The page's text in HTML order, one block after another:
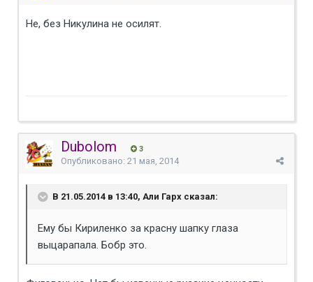
Не, без Никулина не осилят.
Dubolom 3
Опубликовано: 21 мая, 2014
В 21.05.2014 в 13:40, Али Гарх сказал:
Ему бы Кириленко за красну шапку глаза
выцарапала. Бобр это.